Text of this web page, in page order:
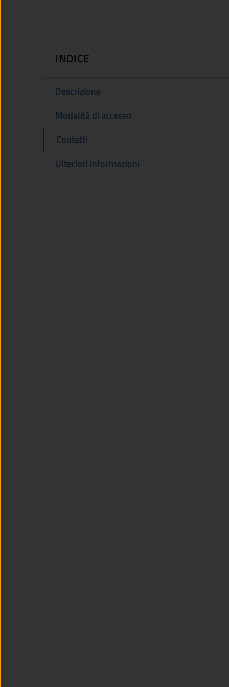
INDICE
Descrizione
Modalità di accesso
Contatti
Ulteriori informazioni